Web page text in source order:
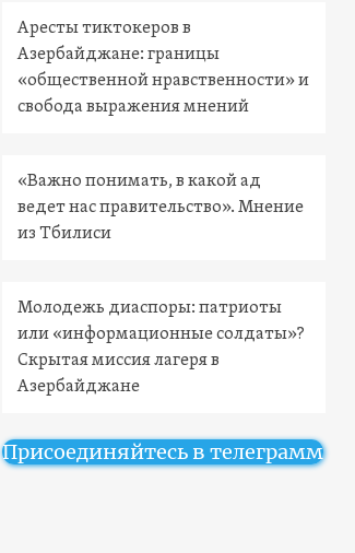
Аресты тиктокеров в
Азербайджане: границы
«общественной нравственности» и
свобода выражения мнений
«Важно понимать, в какой ад
ведет нас правительство». Мнение
из Тбилиси
Молодежь диаспоры: патриоты
или «информационные солдаты»?
Скрытая миссия лагеря в
Азербайджане
Присоединяйтесь в телеграмм